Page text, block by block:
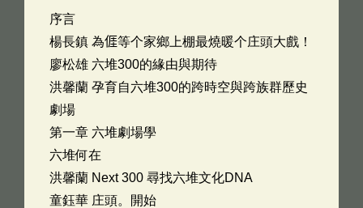
序言
楊長鎮 為𠊎等个家鄉上棚最燒暖个庄頭大戲！
廖松雄 六堆300的緣由與期待
洪馨蘭 孕育自六堆300的跨時空與跨族群歷史
劇場
第一章 六堆劇場學
六堆何在
洪馨蘭 Next 300 尋找六堆文化DNA
童鈺華 庄頭。開始